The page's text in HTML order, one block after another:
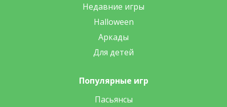
Недавние игры
Halloween
Аркады
Для детей
Популярные игр
Пасьянсы